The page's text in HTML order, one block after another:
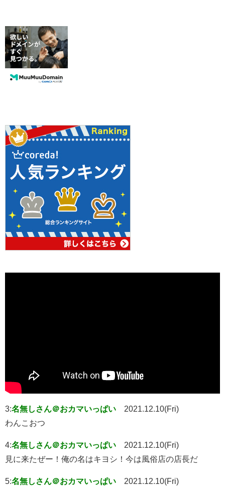
3:名無しさん＠おカマいっぱい
2021.12.10(Fri)
わんこおつ
4:名無しさん＠おカマいっぱい
2021.12.10(Fri)
見に来たぜー！俺の名はキヨシ！今は風俗店の店長だ
5:名無しさん＠おカマいっぱい 2021.12.10(Fri)